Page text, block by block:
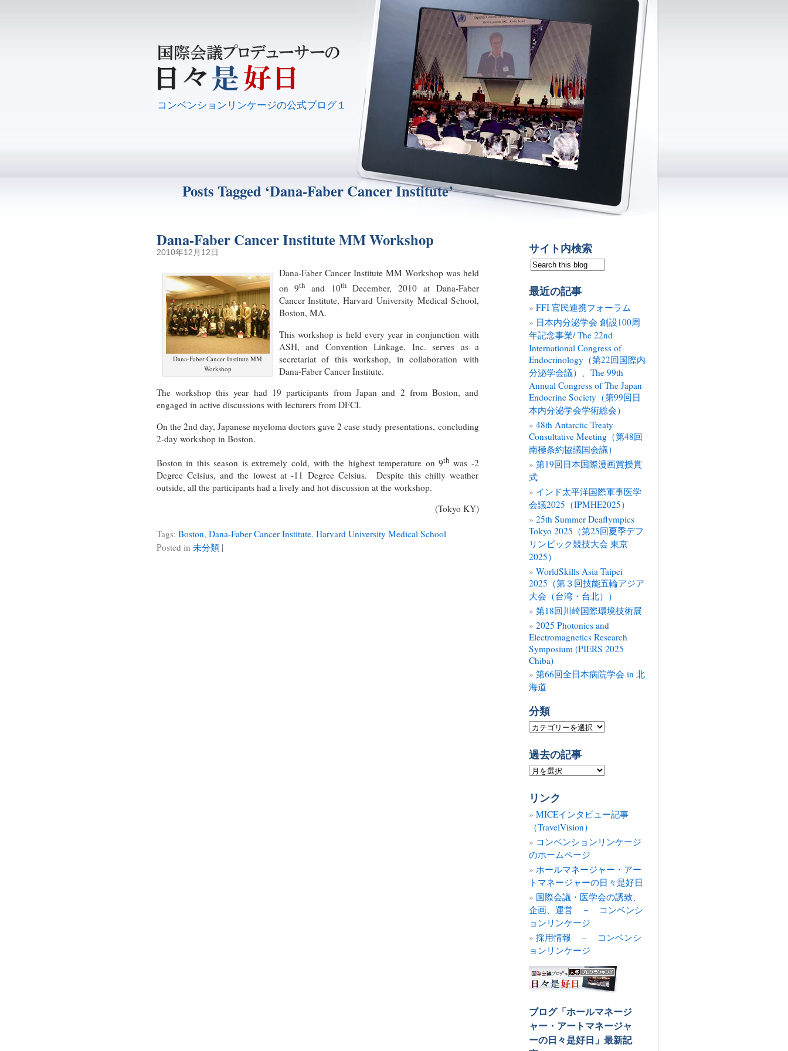
コンベンションリンケージの公式ブログ１
Posts Tagged ‘Dana-Faber Cancer Institute’
Dana-Faber Cancer Institute MM Workshop
2010年12月12日
Dana-Faber Cancer Institute MM
Workshop
Dana-Faber Cancer Institute MM Workshop was held
on 9th and 10thDecember, 2010 at Dana-Faber
Cancer Institute, Harvard University Medical School,
Boston, MA.
This workshop is held every year in conjunction with
ASH, and Convention Linkage, Inc. serves as a
secretariat of this workshop, in collaboration with
Dana-Faber Cancer Institute.
The workshop this year had 19 participants from Japan and 2 from Boston, and
engaged in active discussions with lecturers from DFCI.
On the 2nd day, Japanese myeloma doctors gave 2 case study presentations, concluding
2-day workshop in Boston.
Boston in this season is extremely cold, with the highest temperature on 9th was -2
Degree Celsius, and the lowest at -11 Degree Celsius. Despite this chilly weather
outside, all the participants had a lively and hot discussion at the workshop.
(Tokyo KY)
Tags: Boston, Dana-Faber Cancer Institute, Harvard University Medical School
Posted in 未分類|
サイト内検索
最近の記事
FFI 官民連携フォーラム
日本内分泌学会 創設100周
年記念事業/ The 22nd
International Congress of
Endocrinology（第22回国際内
分泌学会議）、The 99th
Annual Congress of The Japan
Endocrine Society（第99回日
本内分泌学会学術総会）
48th Antarctic Treaty
Consultative Meeting（第48回
南極条約協議国会議）
第19回日本国際漫画賞授賞
式
インド太平洋国際軍事医学
会議2025（IPMHE2025）
25th Summer Deaflympics
Tokyo 2025（第25回夏季デフ
リンピック競技大会 東京
2025）
WorldSkills Asia Taipei
2025（第３回技能五輪アジア
大会（台湾・台北））
第18回川崎国際環境技術展
2025 Photonics and
Electromagnetics Research
Symposium (PIERS 2025
Chiba)
第66回全日本病院学会 in 北
海道
分類
分
過去の記事
過
の
記
事
リンク
MICEインタビュー記事
（TravelVision）
コンベンションリンケージ
のホームページ
ホールマネージャー・アー
トマネージャーの日々是好日
国際会議・医学会の誘致、
企画、運営 － コンベンシ
ョンリンケージ
採用情報 － コンベンシ
ョンリンケージ
ブログ「ホールマネージ
ャー・アートマネージャ
ーの日々是好日」最新記